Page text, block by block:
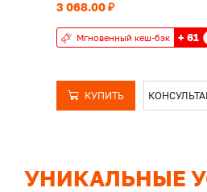
3 068.00 ₽
Мгновенный кеш-бэк + 61
КУПИТЬ
УНИКАЛЬНЫЕ